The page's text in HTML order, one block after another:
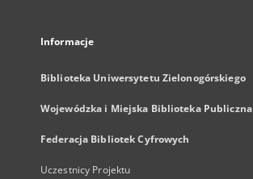
Informacje
Biblioteka Uniwersytetu Zielonogórskiego
Wojewódzka i Miejska Biblioteka Publiczna
Federacja Bibliotek Cyfrowych
Uczestnicy Projektu